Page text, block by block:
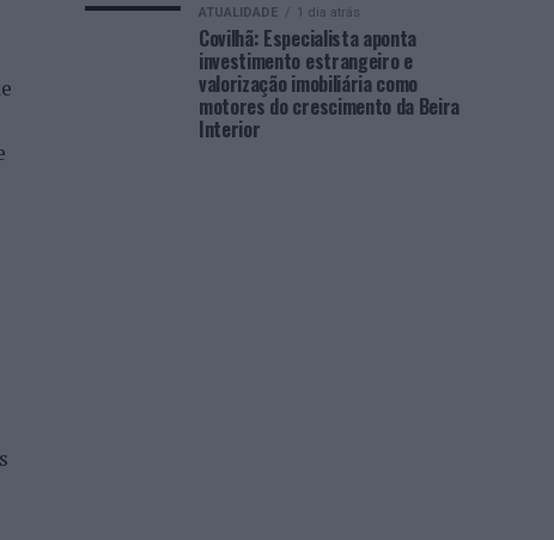
ATUALIDADE 1 dia atrás
Covilhã: Especialista aponta
investimento estrangeiro e
valorização imobiliária como
motores do crescimento da Beira
Interior